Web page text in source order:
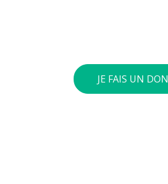
JE FAIS UN DON